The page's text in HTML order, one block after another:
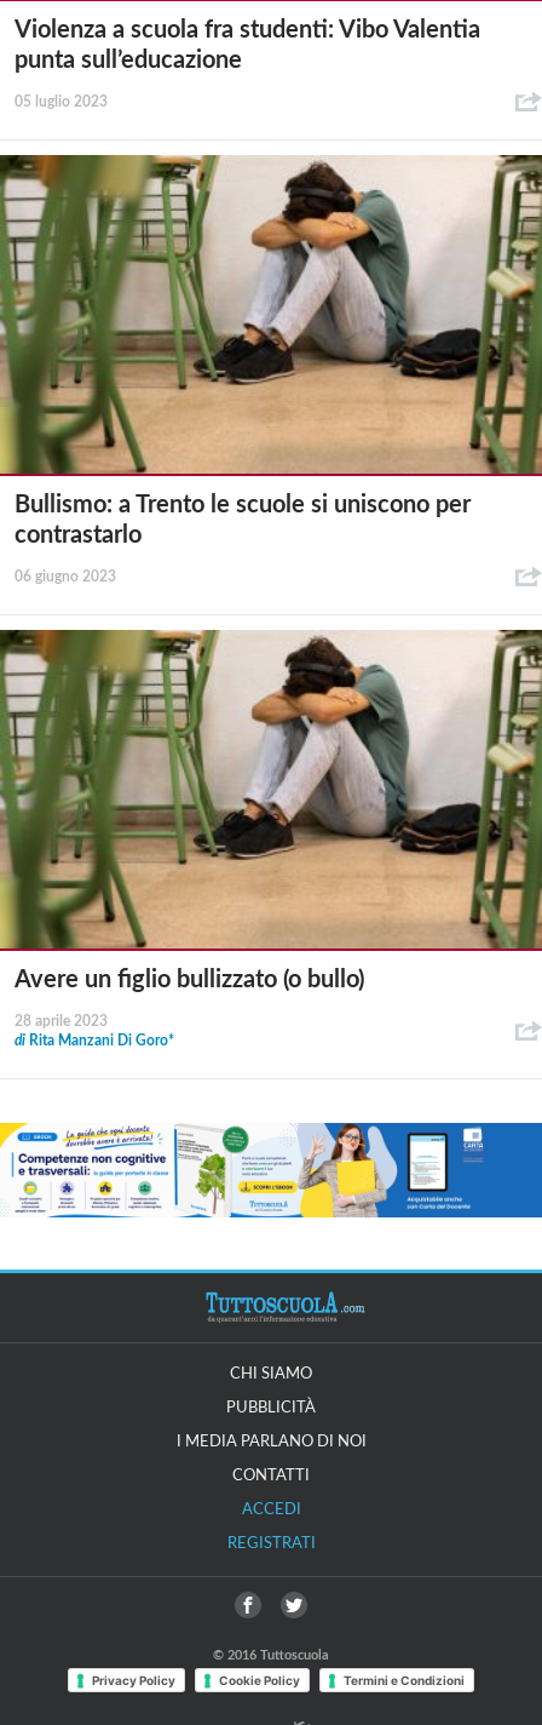
Violenza a scuola fra studenti: Vibo Valentia
punta sull’educazione
05 luglio 2023
Bullismo: a Trento le scuole si uniscono per
contrastarlo
06 giugno 2023
Avere un figlio bullizzato (o bullo)
28 aprile 2023
di Rita Manzani Di Goro*
CHI SIAMO
PUBBLICITÀ
I MEDIA PARLANO DI NOI
CONTATTI
ACCEDI
REGISTRATI
© 2016 Tuttoscuola
Privacy Policy Cookie Policy Termini e Condizioni